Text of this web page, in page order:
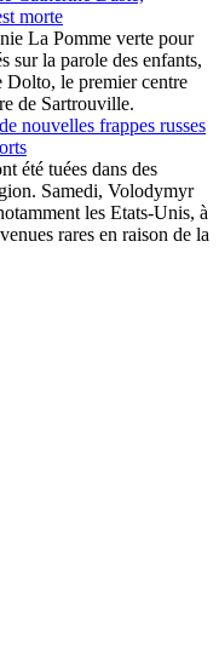
morte
La Pomme verte pour
sur la parole des enfants,
Dolto, le premier centre
de Sartrouville.
nouvelles frappes russes
été tuées dans des
Samedi, Volodymyr
les Etats-Unis, à
rares en raison de la